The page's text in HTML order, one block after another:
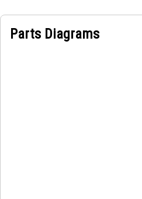
Parts Diagrams